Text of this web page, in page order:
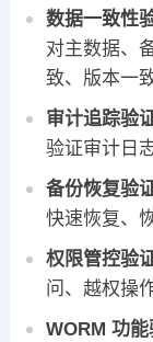
数据一致性
对主数据、
致、版本一
审计追踪验
验证审计日
备份恢复验
快速恢复、
权限管控验
问、越权操
WORM 功能